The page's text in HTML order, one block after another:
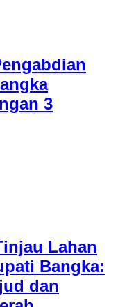
3
Lahan
Bangka:
dan